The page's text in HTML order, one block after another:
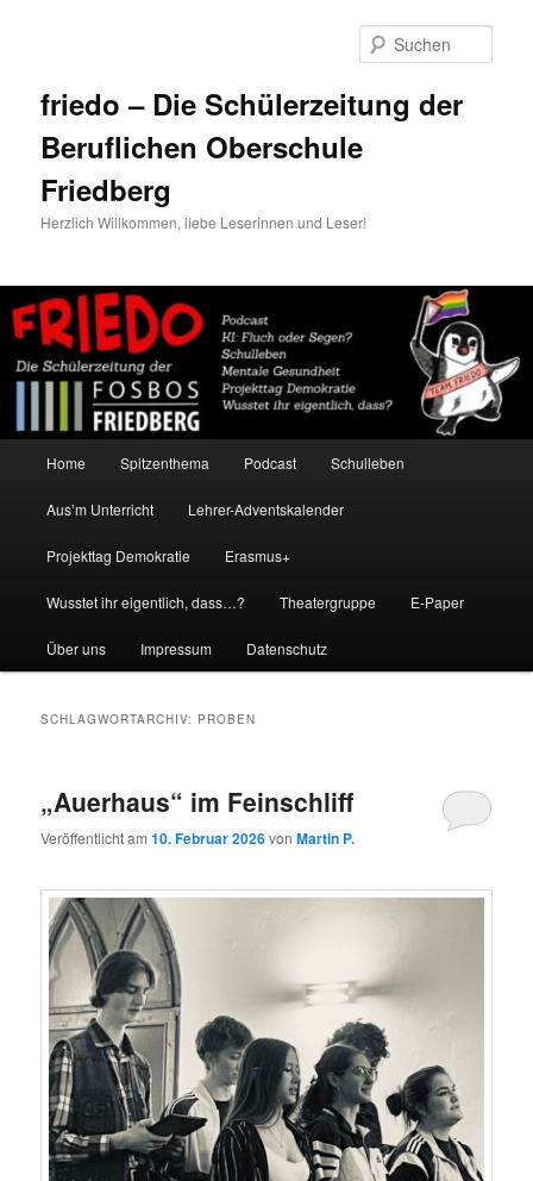
friedo – Die Schülerzeitung der
Beruflichen Oberschule
Friedberg
Herzlich Willkommen, liebe Leserinnen und Leser!
Home Spitzenthema Podcast Schulleben
Aus’m Unterricht Lehrer-Adventskalender
Projekttag Demokratie Erasmus+
Wusstet ihr eigentlich, dass…? Theatergruppe E-Paper
Über uns Impressum Datenschutz
SCHLAGWORTARCHIV: PROBEN
„Auerhaus“ im Feinschliff
Veröffentlicht am10. Februar 2026vonMartin P.